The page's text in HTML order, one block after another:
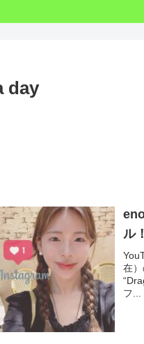
day
ル
在
フ...